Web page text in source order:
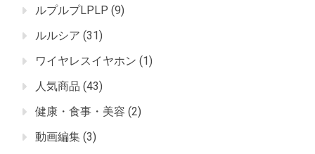
ルプルプLPLP (9)
ルルシア (31)
ワイヤレスイヤホン (1)
人気商品 (43)
健康・食事・美容 (2)
動画編集 (3)